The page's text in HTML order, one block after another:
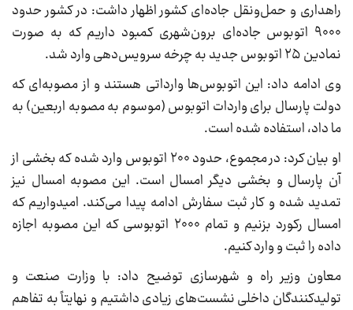
راهداری و حمل‌ونقل جاده‌ای کشور اظهار داشت: در کشور حدود
۹۰۰۰ اتوبوس جاده‌ای برون‌شهری کمبود داریم که به صورت
نمادین ۲۵ اتوبوس جدید به چرخه سرویس‌دهی وارد شد.
وی ادامه داد: این اتوبوس‌ها وارداتی هستند و از مصوبه‌ای که
دولت پارسال برای واردات اتوبوس (موسوم به مصوبه اربعین) به
ما داد، استفاده شده است.
او بیان کرد: در مجموع، حدود ۲۰۰ اتوبوس وارد شده که بخشی از
آن پارسال و بخشی دیگر امسال است. این مصوبه امسال نیز
تمدید شده و کار ثبت سفارش ادامه پیدا می‌کند. امیدواریم که
امسال رکورد بزنیم و تمام ۲۰۰۰ اتوبوسی که این مصوبه اجازه
داده را ثبت و وارد کنیم.
معاون وزیر راه و شهرسازی توضیح داد: با وزارت صنعت و
تولیدکنندگان داخلی نشست‌های زیادی داشتیم و نهایتاً به تفاهم